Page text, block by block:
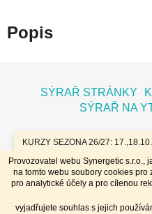
Provozovatel webu Synergetic s.r.o.,
na tomto webu soubory cookies pro
pro analytické účely a pro cílenou
vyjadřujete souhlas s jejich
KURZY SEZONA 26/27:
7.11.26 Bochníky - tvrdé zrající
a Tvaroh + Hnětené a Tažené
20.,21.3.27 Výroba sýrů - 9 kroků
plísní / 11.4.27 Bochníky - tvrdé
dny - komplet // Přihlášky na
Popis
SÝRAŘ STRÁNKY
SÝRAŘ NA